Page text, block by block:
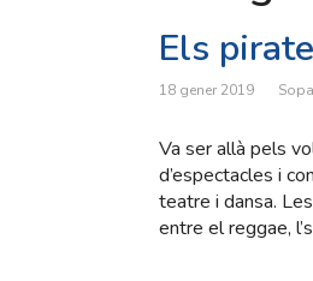
Els
18 gener 2019
Va ser allà pels
d’espectacles i
teatre i dansa.
entre el reggae,